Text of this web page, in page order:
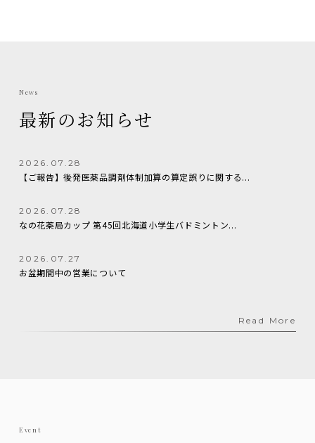
News
最新のお知らせ
2026.07.28
【ご報告】後発医薬品調剤体制加算の算定誤りに関する...
2026.07.28
なの花薬局カップ 第45回北海道小学生バドミントン...
2026.07.27
お盆期間中の営業について
Read More
Event